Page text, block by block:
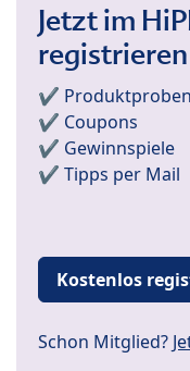
Jetzt im
registrieren
✔️ Produktproben
✔️ Coupons
✔️ Gewinnspiele
✔️ Tipps per Mail
Kostenlos
Schon Mitglied?